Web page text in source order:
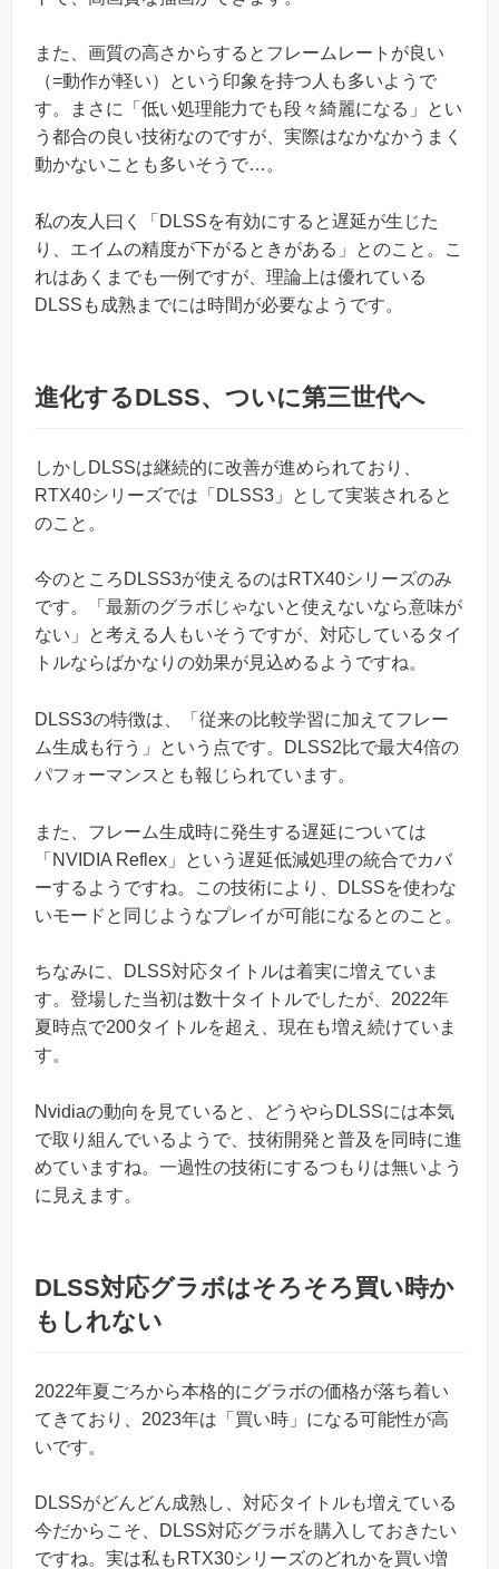
また、画質の高さからするとフレームレートが良い
（=動作が軽い）という印象を持つ人も多いようで
す。まさに「低い処理能力でも段々綺麗になる」とい
う都合の良い技術なのですが、実際はなかなかうまく
動かないことも多いそうで…。
私の友人曰く「DLSSを有効にすると遅延が生じた
り、エイムの精度が下がるときがある」とのこと。こ
れはあくまでも一例ですが、理論上は優れている
DLSSも成熟までには時間が必要なようです。
進化するDLSS、ついに第三世代へ
しかしDLSSは継続的に改善が進められており、
RTX40シリーズでは「DLSS3」として実装されると
のこと。
今のところDLSS3が使えるのはRTX40シリーズのみ
です。「最新のグラボじゃないと使えないなら意味が
ない」と考える人もいそうですが、対応しているタイ
トルならばかなりの効果が見込めるようですね。
DLSS3の特徴は、「従来の比較学習に加えてフレー
ム生成も行う」という点です。DLSS2比で最大4倍の
パフォーマンスとも報じられています。
また、フレーム生成時に発生する遅延については
「NVIDIA Reflex」という遅延低減処理の統合でカバ
ーするようですね。この技術により、DLSSを使わな
いモードと同じようなプレイが可能になるとのこと。
ちなみに、DLSS対応タイトルは着実に増えていま
す。登場した当初は数十タイトルでしたが、2022年
夏時点で200タイトルを超え、現在も増え続けていま
す。
Nvidiaの動向を見ていると、どうやらDLSSには本気
で取り組んでいるようで、技術開発と普及を同時に進
めていますね。一過性の技術にするつもりは無いよう
に見えます。
DLSS対応グラボはそろそろ買い時か
もしれない
2022年夏ごろから本格的にグラボの価格が落ち着い
てきており、2023年は「買い時」になる可能性が高
いです。
DLSSがどんどん成熟し、対応タイトルも増えている
今だからこそ、DLSS対応グラボを購入しておきたい
ですね。実は私もRTX30シリーズのどれかを買い増